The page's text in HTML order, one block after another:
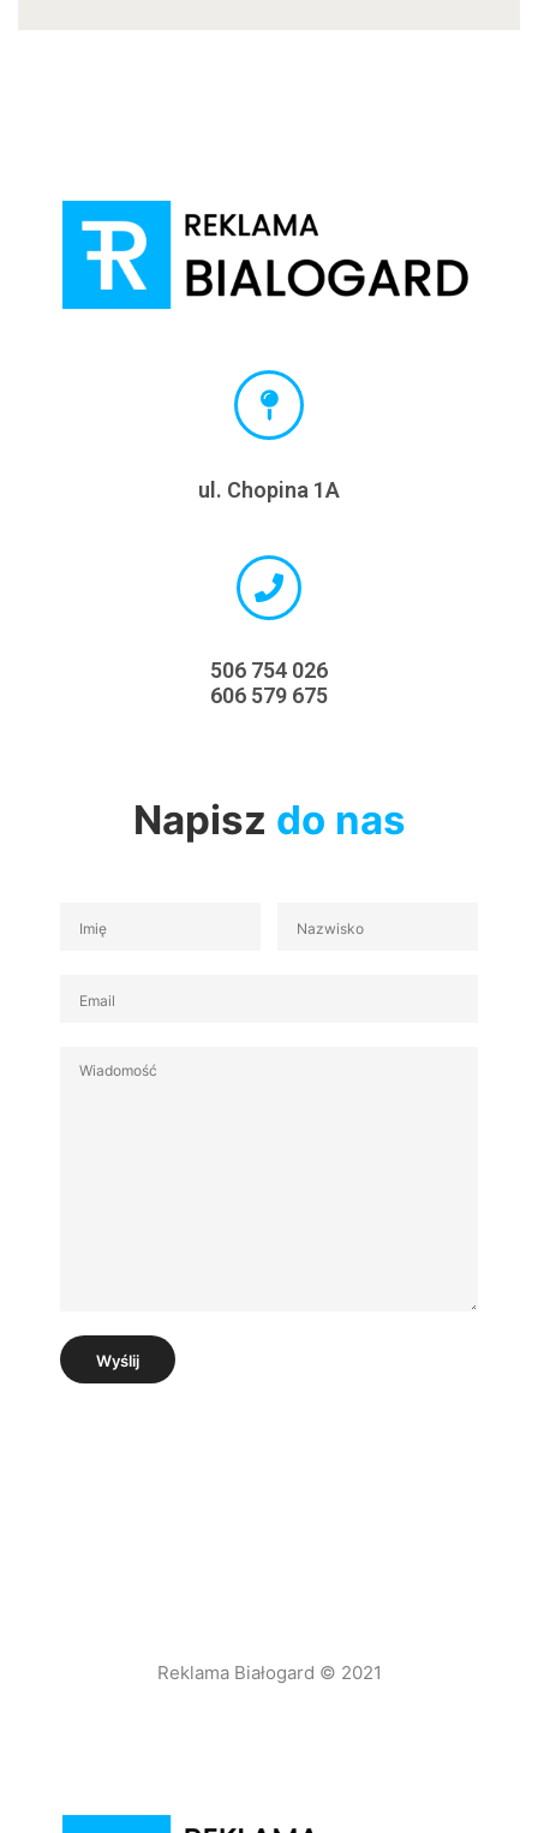
ul. Chopina 1A
506 754 026
606 579 675
Napisz do nas
Wyślij
Reklama Białogard © 2021